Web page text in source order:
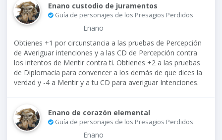
Enano custodio de juramentos
Guía de personajes de los Presagios Perdidos
Enano
Obtienes +1 por circunstancia a las pruebas de Percepción
de Averiguar intenciones y a las CD de Percepción contra
los intentos de Mentir contra ti. Obtienes +2 a las pruebas
de Diplomacia para convencer a los demás de que dices la
verdad y -4 a Mentir y a tu CD para averiguar Intenciones.
Enano de corazón elemental
Guía de personajes de los Presagios Perdidos
Enano